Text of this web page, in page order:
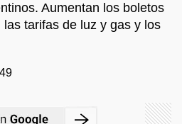
Aumentan los boletos
tarifas de luz y gas y los